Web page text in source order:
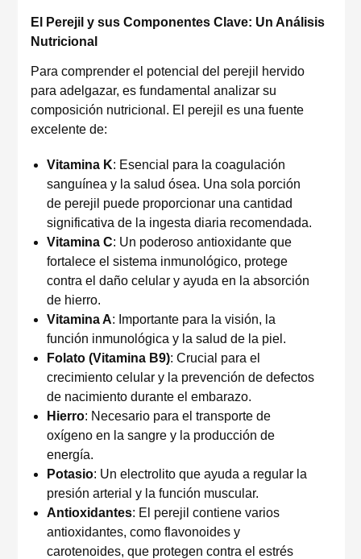
El Perejil y sus Componentes Clave: Un Análisis
Nutricional
Para comprender el potencial del perejil hervido
para adelgazar, es fundamental analizar su
composición nutricional. El perejil es una fuente
excelente de:
Vitamina K: Esencial para la coagulación
sanguínea y la salud ósea. Una sola porción
de perejil puede proporcionar una cantidad
significativa de la ingesta diaria recomendada.
Vitamina C: Un poderoso antioxidante que
fortalece el sistema inmunológico, protege
contra el daño celular y ayuda en la absorción
de hierro.
Vitamina A: Importante para la visión, la
función inmunológica y la salud de la piel.
Folato (Vitamina B9): Crucial para el
crecimiento celular y la prevención de defectos
de nacimiento durante el embarazo.
Hierro: Necesario para el transporte de
oxígeno en la sangre y la producción de
energía.
Potasio: Un electrolito que ayuda a regular la
presión arterial y la función muscular.
Antioxidantes: El perejil contiene varios
antioxidantes, como flavonoides y
carotenoides, que protegen contra el estrés